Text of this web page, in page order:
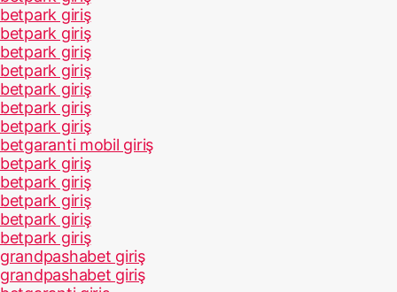
betpark giriş
betpark giriş
betpark giriş
betpark giriş
betpark giriş
betpark giriş
betpark giriş
betgaranti mobil giriş
betpark giriş
betpark giriş
betpark giriş
betpark giriş
betpark giriş
grandpashabet giriş
grandpashabet giriş